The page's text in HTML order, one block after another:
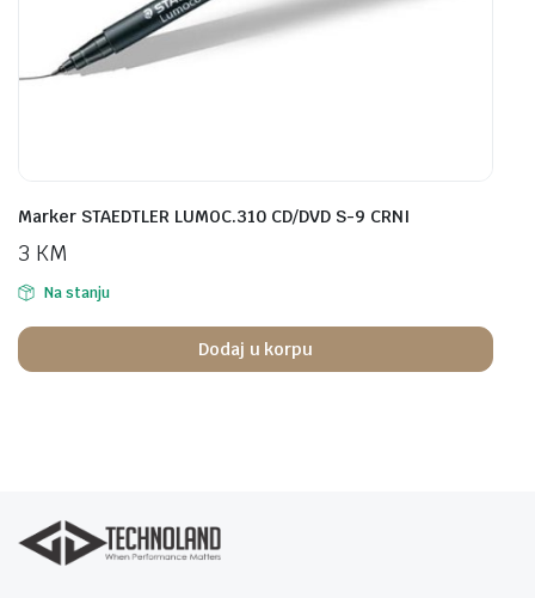
Marker STAEDTLER LUMOC.310 CD/DVD S-9 CRNI
3 KM
Na stanju
Dodaj u korpu